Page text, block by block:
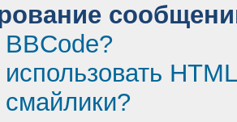
BBCode?
смайлики?